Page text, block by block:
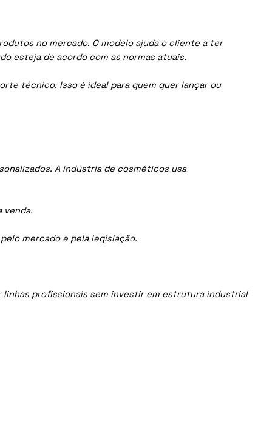
no mercado. O modelo ajuda o cliente a ter
esteja de acordo com as normas atuais.
técnico. Isso é ideal para quem quer lançar ou
A indústria de cosméticos usa
venda.
mercado e pela legislação.
linhas profissionais sem investir em estrutura industrial